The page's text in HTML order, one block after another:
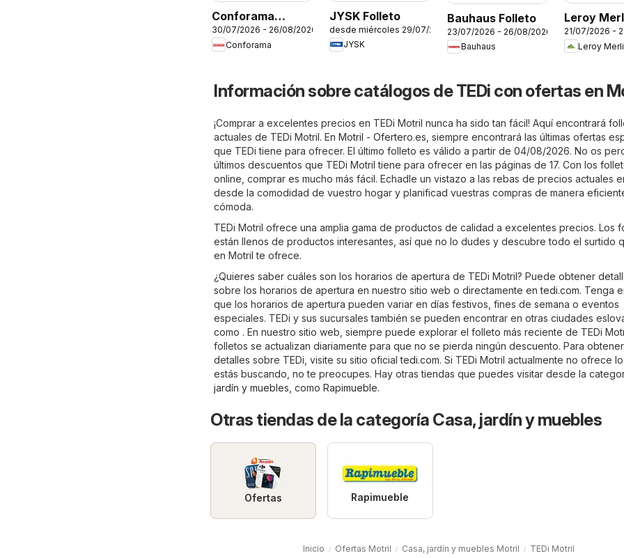
Conforama
Folleto
30/07/2026 - 26/08/2026
Conforama
JYSK Folleto
desde miércoles 29/07/2026
JYSK
Bauhaus Folleto
23/07/2026 - 26/08/2026
Bauhaus
Leroy
Catálogo
21/07/2026 -
Leroy
Información sobre catálogos de TEDi con ofertas en
¡Comprar a excelentes precios en TEDi Motril nunca ha sido tan fácil! Aquí encontrará
actuales de TEDi Motril. En Motril - Ofertero.es , siempre encontrará las últimas ofertas
que TEDi tiene para ofrecer. El último folleto es válido a partir de 04/08/2026. No os
últimos descuentos que TEDi Motril tiene para ofrecer en las páginas de 17. Con los
online, comprar es mucho más fácil. Echadle un vistazo a las rebas de precios actuales
desde la comodidad de vuestro hogar y planificad vuestras compras de manera
cómoda.
TEDi Motril ofrece una amplia gama de productos de calidad a excelentes precios. Los
están llenos de productos interesantes, así que no lo dudes y descubre todo el surtido
en Motril te ofrece.
¿Quieres saber cuáles son los horarios de apertura de TEDi Motril? Puede obtener
sobre los horarios de apertura en nuestro sitio web o directamente entedi.com. Tenga
que los horarios de apertura pueden variar en días festivos, fines de semana o eventos
especiales. TEDi y sus sucursales también se pueden encontrar en otras ciudades
como . En nuestro sitio web, siempre puede explorar el folleto más reciente de TEDi
folletos se actualizan diariamente para que no se pierda ningún descuento. Para
detalles sobre TEDi, visite su sitio oficialtedi.com. Si TEDi Motril actualmente no ofrece
estás buscando, no te preocupes. Hay otras tiendas que puedes visitar desde la
jardín y muebles , como Rapimueble.
Otras tiendas de la categoría Casa, jardín y muebles
Ofertas Rapimueble
Inicio Ofertas Motril Casa, jardín y muebles Motril TEDi Motril